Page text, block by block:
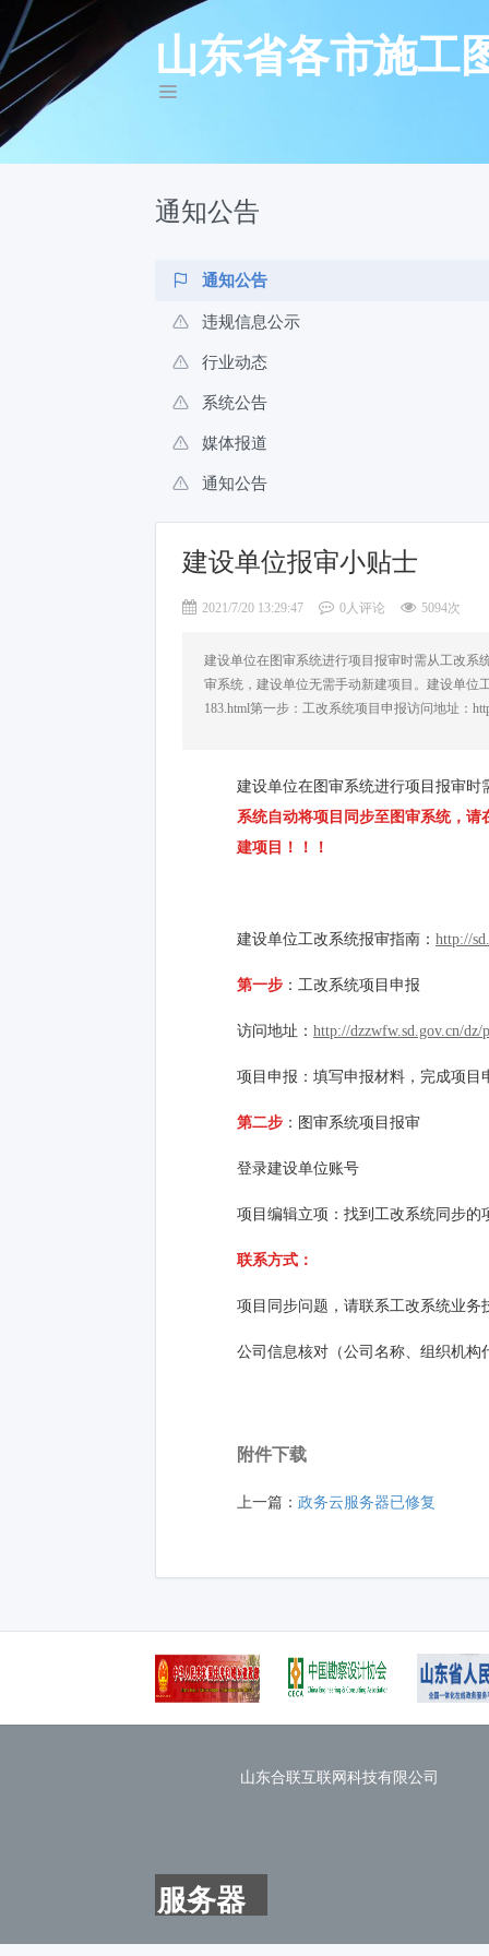
山东省各市施工
通知公告
通知公告
违规信息公示
行业动态
系统公告
媒体报道
通知公告
建设单位报审小贴士
2021/7/20 13:29:47 0人评论 5094次
建设单位在图审系统进行项目报审时需从工改系
审系统，建设单位无需手动新建项目。建设单位
183.html第一步：工改系统项目申报访问地址：
建设单位在图审系统进行项目报审时
系统自动将项目同步至图审系统，请
建项目！！！
建设单位工改系统报审指南： http://
第一步 ：工改系统项目申报
访问地址： http://dzzwfw.sd.gov.cn/dz/
项目申报：填写申报材料，完成项目
第二步 ：图审系统项目报审
登录建设单位账号
项目编辑立项：找到工改系统同步的
联系方式：
项目同步问题，请联系工改系统业务
公司信息核对（公司名称、组织机构
附件下载
上一篇： 政务云服务器已修复
山东合联互联网科技有限公司